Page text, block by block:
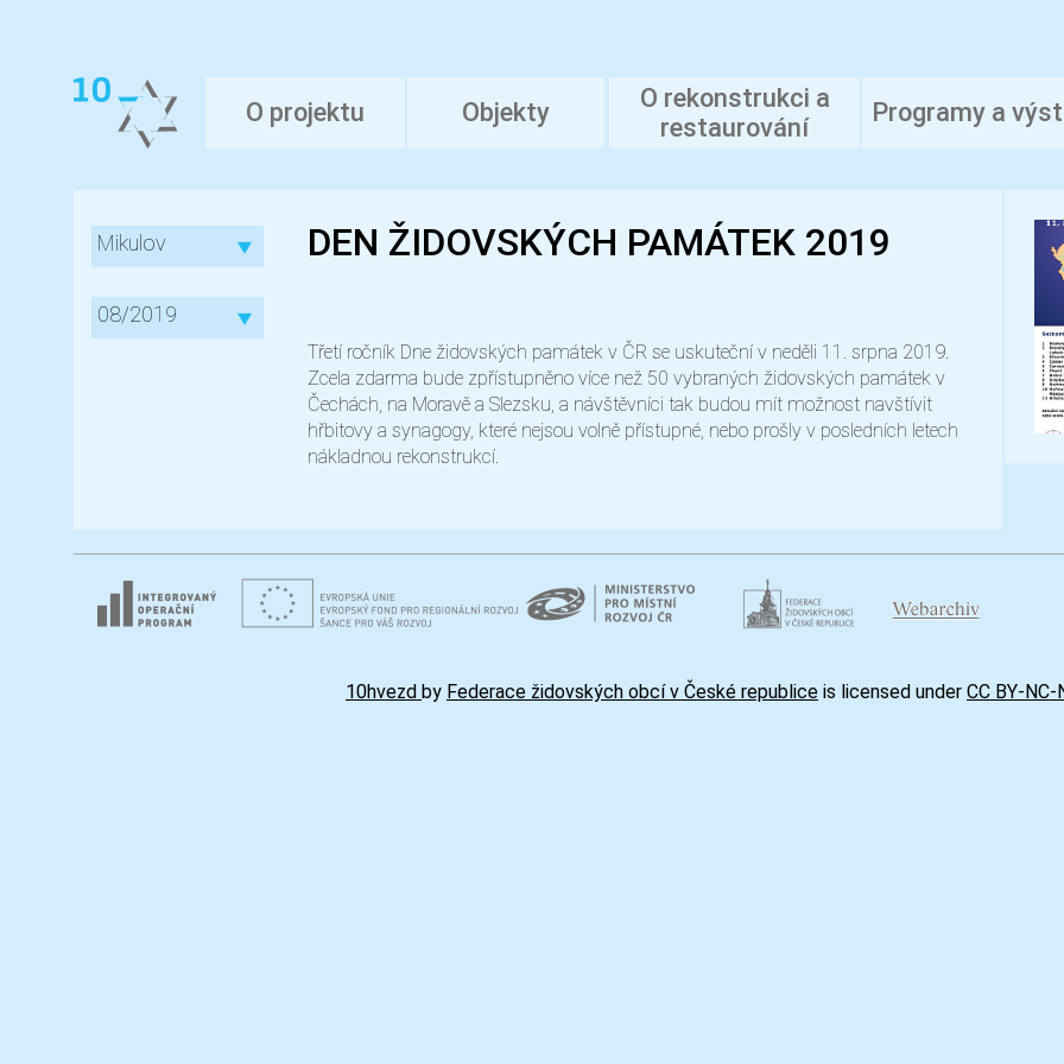
O projektu Objekty
O rekonstrukci a
restaurování
Programy a
Mikulov
08/2019
DEN ŽIDOVSKÝCH PAMÁTEK 2019
Třetí ročník Dne židovských památek v ČR se uskuteční v neděli 11. srpna 2019.
Zcela zdarma bude zpřístupněno více než 50 vybraných židovských památek v
Čechách, na Moravě a Slezsku, a návštěvníci tak budou mít možnost navštívit
hřbitovy a synagogy, které nejsou volně přístupné, nebo prošly v posledních letech
nákladnou rekonstrukcí.
10hvezd by Federace židovských obcí v České republice is licensed under CC BY-NC-